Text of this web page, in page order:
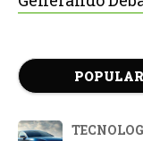
POPULAR